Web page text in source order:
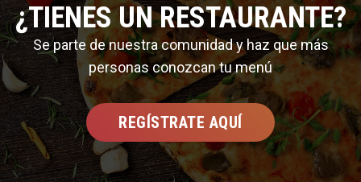
¿TIENES UN RESTAURANTE?
Se parte de nuestra comunidad y haz que más
personas conozcan tu menú
REGÍSTRATE AQUÍ